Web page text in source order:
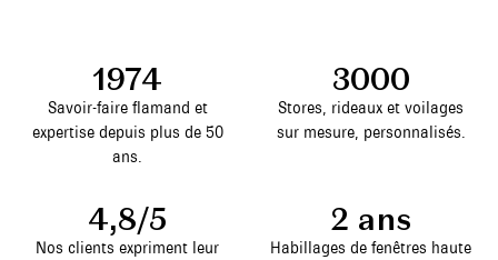
1974
Savoir-faire flamand et
expertise depuis plus de 50
ans.
3000
Stores, rideaux et voilages
sur mesure, personnalisés.
4,8/5
Nos clients expriment leur
2 ans
Habillages de fenêtres haute